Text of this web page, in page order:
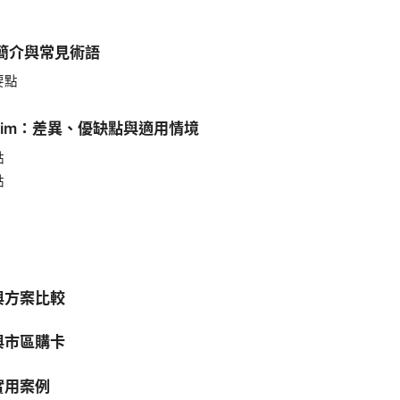
介與常見術語
點
：差異、優缺點與適用情境
案比較
區購卡
案例